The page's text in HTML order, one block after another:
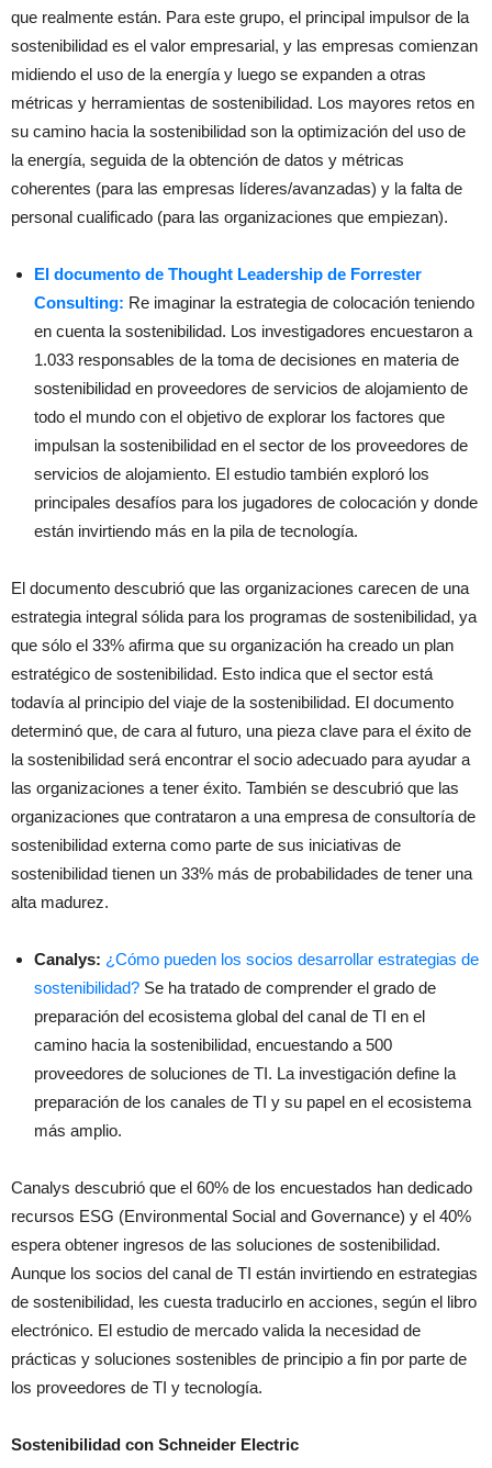
que realmente están. Para este grupo, el principal impulsor de la
sostenibilidad es el valor empresarial, y las empresas comienzan
midiendo el uso de la energía y luego se expanden a otras
métricas y herramientas de sostenibilidad. Los mayores retos en
su camino hacia la sostenibilidad son la optimización del uso de
la energía, seguida de la obtención de datos y métricas
coherentes (para las empresas líderes/avanzadas) y la falta de
personal cualificado (para las organizaciones que empiezan).
El documento de Thought Leadership de Forrester
Consulting: Re imaginar la estrategia de colocación teniendo
en cuenta la sostenibilidad. Los investigadores encuestaron a
1.033 responsables de la toma de decisiones en materia de
sostenibilidad en proveedores de servicios de alojamiento de
todo el mundo con el objetivo de explorar los factores que
impulsan la sostenibilidad en el sector de los proveedores de
servicios de alojamiento. El estudio también exploró los
principales desafíos para los jugadores de colocación y donde
están invirtiendo más en la pila de tecnología.
El documento descubrió que las organizaciones carecen de una
estrategia integral sólida para los programas de sostenibilidad, ya
que sólo el 33% afirma que su organización ha creado un plan
estratégico de sostenibilidad. Esto indica que el sector está
todavía al principio del viaje de la sostenibilidad. El documento
determinó que, de cara al futuro, una pieza clave para el éxito de
la sostenibilidad será encontrar el socio adecuado para ayudar a
las organizaciones a tener éxito. También se descubrió que las
organizaciones que contrataron a una empresa de consultoría de
sostenibilidad externa como parte de sus iniciativas de
sostenibilidad tienen un 33% más de probabilidades de tener una
alta madurez.
Canalys: ¿Cómo pueden los socios desarrollar estrategias de
sostenibilidad? Se ha tratado de comprender el grado de
preparación del ecosistema global del canal de TI en el
camino hacia la sostenibilidad, encuestando a 500
proveedores de soluciones de TI. La investigación define la
preparación de los canales de TI y su papel en el ecosistema
más amplio.
Canalys descubrió que el 60% de los encuestados han dedicado
recursos ESG (Environmental Social and Governance) y el 40%
espera obtener ingresos de las soluciones de sostenibilidad.
Aunque los socios del canal de TI están invirtiendo en estrategias
de sostenibilidad, les cuesta traducirlo en acciones, según el libro
electrónico. El estudio de mercado valida la necesidad de
prácticas y soluciones sostenibles de principio a fin por parte de
los proveedores de TI y tecnología.
Sostenibilidad con Schneider Electric